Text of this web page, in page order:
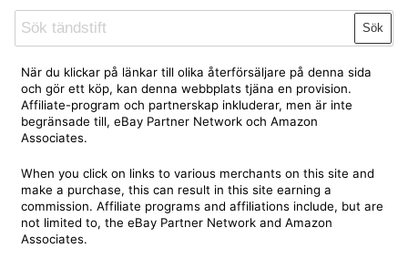
Sök
När du klickar på länkar till olika återförsäljare på denna sida
och gör ett köp, kan denna webbplats tjäna en provision.
Affiliate-program och partnerskap inkluderar, men är inte
begränsade till, eBay Partner Network och Amazon
Associates.
When you click on links to various merchants on this site and
make a purchase, this can result in this site earning a
commission. Affiliate programs and affiliations include, but are
not limited to, the eBay Partner Network and Amazon
Associates.